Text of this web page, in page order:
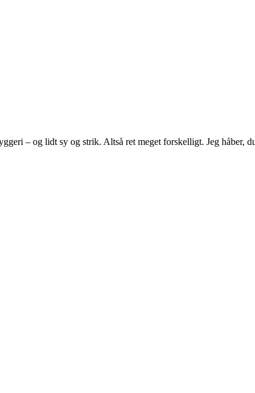
– og lidt sy og strik. Altså ret meget forskelligt. Jeg håber,